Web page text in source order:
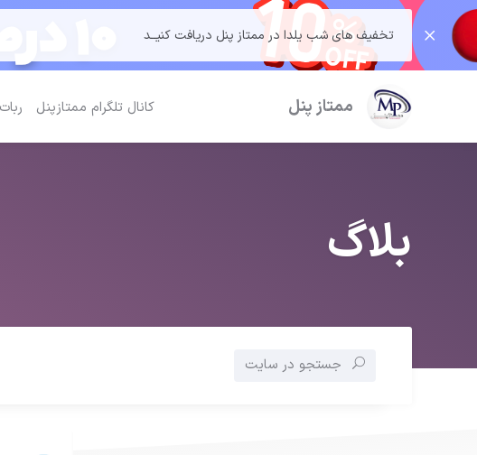
تخفیف های شب یلدا در ممتاز پنل دریافت کنیــد
ممتاز پنل کانال تلگرام ممتازپنل
بلاگ
جستجو در سایت